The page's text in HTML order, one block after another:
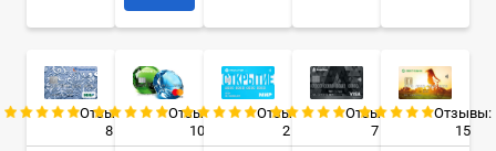
Отзывы:
8
Отзывы:
10
Отзывы:
2
Отзывы:
7
Отзывы:
15